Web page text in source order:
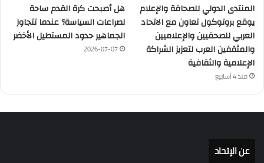
المنتدى الدولي للصحافة والإعلام
يوقع بروتوكول تعاون مع الاتحاد
العربي للصحفيين والإعلاميين
والمثقفين العرب لتعزيز الشراكة
الإعلامية والثقافية
منذ 4 أسابيع
هل أصبحت كرة القدم ساحة
لصراعات السياسة؟ عندما تتجاوز
الجماهير حدود المستطيل الأخضر
2026-07-07
عن الإتحاد